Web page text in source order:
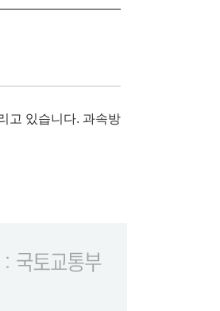
고 있습니다. 과속방